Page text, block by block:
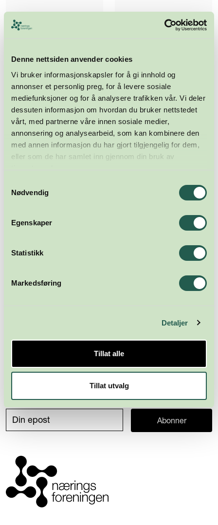
Denne nettsiden anvender cookies
Vi bruker informasjonskapsler for å gi innhold og
annonser et personlig preg, for å levere sosiale
mediefunksjoner og for å analysere trafikken vår. Vi deler
dessuten informasjon om hvordan du bruker nettstedet
vårt, med partnerne våre innen sosiale medier,
annonsering og analysearbeid, som kan kombinere den
med annen informasjon du har gjort tilgjengelig for dem,
eller som de har samlet inn gjennom din bruk av
tjenestene deres.
Nødvendig
Egenskaper
Statistikk
Markedsføring
Detaljer
Tillat alle
Tillat utvalg
Meld deg på nyhetsbrevet
Abonner